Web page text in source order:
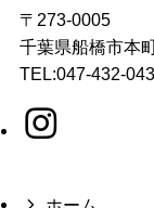
〒273-0005
千葉県船橋市本
TEL:047-432-